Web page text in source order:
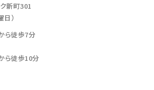
新町301
）
ら徒歩7分
ら徒歩10分